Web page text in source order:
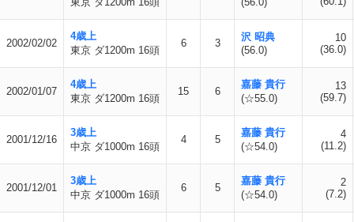
2002/02/02
4歳上
東京 ダ1200m 16頭
6 3
沢 昭典
(56.0)
10
(36.0)
2002/01/07
4歳上
東京 ダ1200m 16頭
15 6
嘉藤 貴行
(☆55.0)
13
(59.7)
2001/12/16
3歳上
中京 ダ1000m 16頭
4 5
嘉藤 貴行
(☆54.0)
4
(11.2)
2001/12/01
3歳上
中京 ダ1000m 16頭
6 5
嘉藤 貴行
(☆54.0)
2
(7.2)